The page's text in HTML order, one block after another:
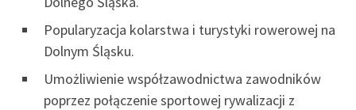
Popularyzacja kolarstwa i turystyki rowerowej na
Dolnym Śląsku.
Umożliwienie współzawodnictwa zawodników
poprzez połączenie sportowej rywalizacji z